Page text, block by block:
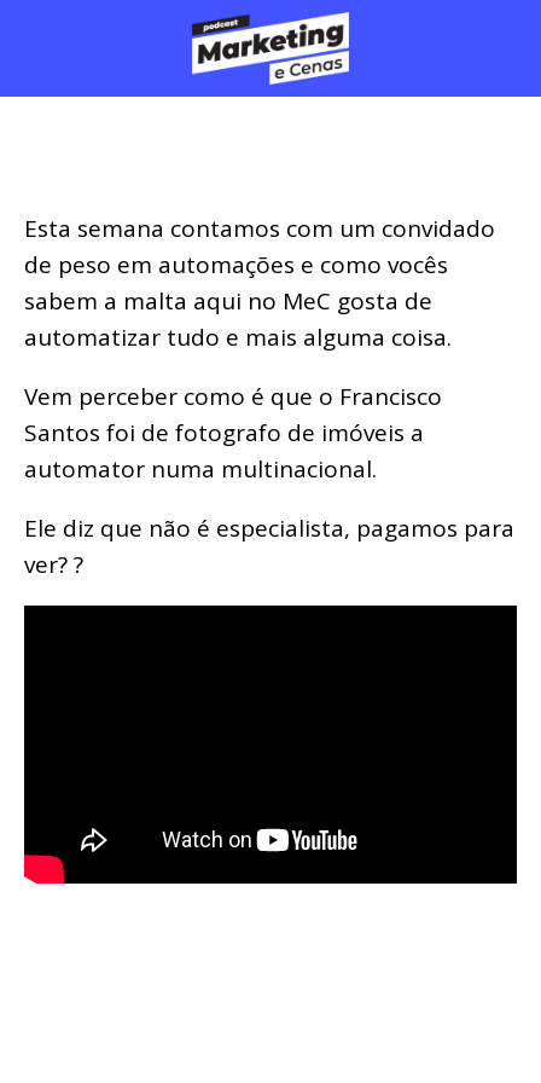
Esta semana contamos com um convidado
de peso em automações e como vocês
sabem a malta aqui no MeC gosta de
automatizar tudo e mais alguma coisa.
Vem perceber como é que o Francisco
Santos foi de fotografo de imóveis a
automator numa multinacional.
Ele diz que não é especialista, pagamos para
ver? ?